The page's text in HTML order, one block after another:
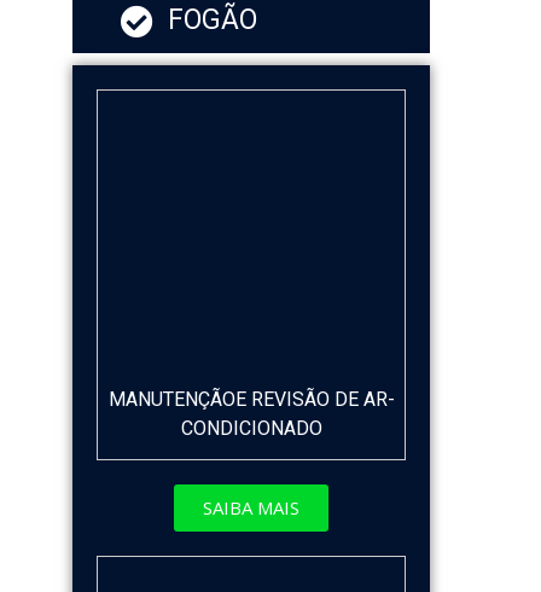
FOGÃO
MANUTENÇÃOE REVISÃO DE AR-
CONDICIONADO
SAIBA MAIS